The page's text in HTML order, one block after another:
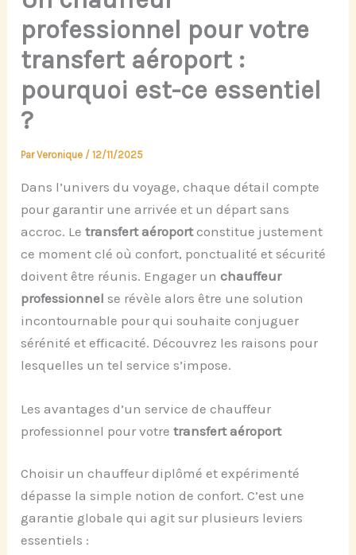
professionnel pour votre
transfert aéroport :
pourquoi est-ce essentiel
?
ParVeronique /12/11/2025
Dans l’univers du voyage, chaque détail compte
pour garantir une arrivée et un départ sans
accroc. Letransfert aéroportconstitue justement
ce moment clé où confort, ponctualité et sécurité
doivent être réunis. Engager unchauffeur
professionnel se révèle alors être une solution
incontournable pour qui souhaite conjuguer
sérénité et efficacité. Découvrez les raisons pour
lesquelles un tel service s’impose.
Les avantages d’un service de chauffeur
professionnel pour votretransfert aéroport
Choisir un chauffeur diplômé et expérimenté
dépasse la simple notion de confort. C’est une
garantie globale qui agit sur plusieurs leviers
essentiels :